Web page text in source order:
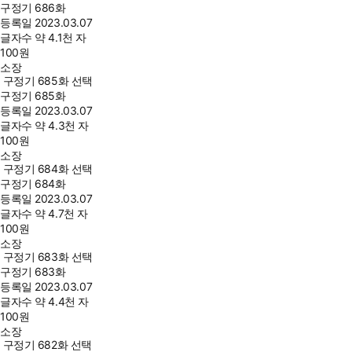
구정기 686화
등록일 2023.03.07
글자수 약 4.1천 자
100원
소장
구정기 685화 선택
구정기 685화
등록일 2023.03.07
글자수 약 4.3천 자
100원
소장
구정기 684화 선택
구정기 684화
등록일 2023.03.07
글자수 약 4.7천 자
100원
소장
구정기 683화 선택
구정기 683화
등록일 2023.03.07
글자수 약 4.4천 자
100원
소장
구정기 682화 선택